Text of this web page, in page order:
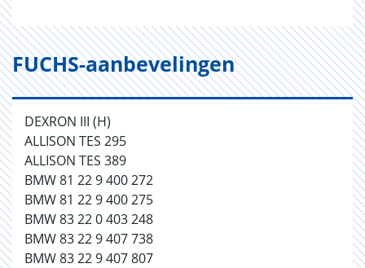
FUCHS-aanbevelingen
DEXRON III (H)
ALLISON TES 295
ALLISON TES 389
BMW 81 22 9 400 272
BMW 81 22 9 400 275
BMW 83 22 0 403 248
BMW 83 22 9 407 738
BMW 83 22 9 407 807